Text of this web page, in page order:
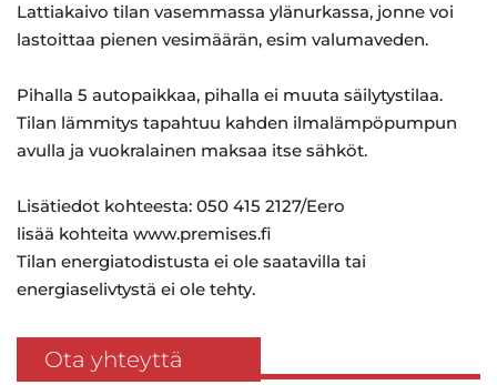
Lattiakaivo tilan vasemmassa ylänurkassa, jonne voi
lastoittaa pienen vesimäärän, esim valumaveden.
Pihalla 5 autopaikkaa, pihalla ei muuta säilytystilaa.
Tilan lämmitys tapahtuu kahden ilmalämpöpumpun
avulla ja vuokralainen maksaa itse sähköt.
Lisätiedot kohteesta: 050 415 2127/Eero
lisää kohteita www.premises.fi
Tilan energiatodistusta ei ole saatavilla tai
energiaselivtystä ei ole tehty.
Ota yhteyttä